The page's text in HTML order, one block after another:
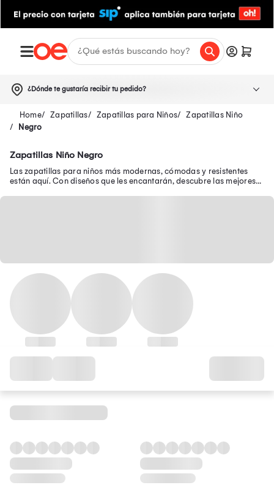
¿Dónde te gustaría recibir tu pedido?
Zapatillas Zapatillas para Niños
Zapatillas Niño
Negro
Zapatillas Niño Negro
Las zapatillas para niños más modernas, cómodas y resistentes
están aquí. Con diseños que les encantarán, descubre las mejores